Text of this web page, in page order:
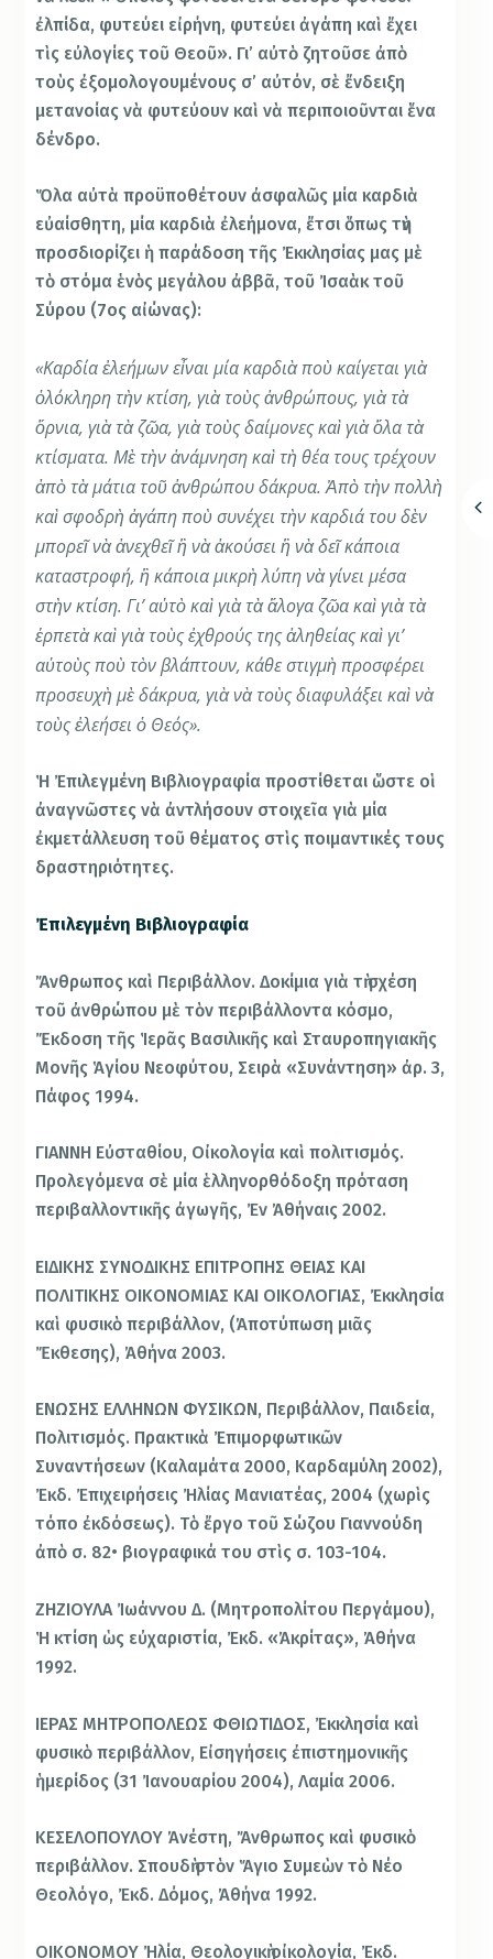
ἐλπίδα, φυτεύει εἰρήνη, φυτεύει ἀγάπη καὶ ἔχει
τὶς εὐλογίες τοῦ Θεοῦ». Γι’ αὐτὸ ζητοῦσε ἀπὸ
τοὺς ἐξομολογουμένους σ’ αὐτόν, σὲ ἔνδειξη
μετανοίας νὰ φυτεύουν καὶ νὰ περιποιοῦνται ἕνα
δένδρο.
Ὅλα αὐτὰ προϋποθέτουν ἀσφαλῶς μία καρδιὰ
εὐαίσθητη, μία καρδιὰ ἐλεήμονα, ἔτσι ὅπως τὴν
προσδιορίζει ἡ παράδοση τῆς Ἐκκλησίας μας μὲ
τὸ στόμα ἑνὸς μεγάλου ἀββᾶ, τοῦ Ἰσαὰκ τοῦ
Σύρου (7ος αἰώνας):
«Καρδία ἐλεήμων εἶναι μία καρδιὰ ποὺ καίγεται γιὰ
ὁλόκληρη τὴν κτίση, γιὰ τοὺς ἀνθρώπους, γιὰ τὰ
ὄρνια, γιὰ τὰ ζῶα, γιὰ τοὺς δαίμονες καὶ γιὰ ὅλα τὰ
κτίσματα. Μὲ τὴν ἀνάμνηση καὶ τὴ θέα τους τρέχουν
ἀπὸ τὰ μάτια τοῦ ἀνθρώπου δάκρυα. Ἀπὸ τὴν πολλὴ
καὶ σφοδρὴ ἀγάπη ποὺ συνέχει τὴν καρδιά του δὲν
μπορεῖ νὰ ἀνεχθεῖ ἢ νὰ ἀκούσει ἢ νὰ δεῖ κάποια
καταστροφή, ἢ κάποια μικρὴ λύπη νὰ γίνει μέσα
στὴν κτίση. Γι’ αὐτὸ καὶ γιὰ τὰ ἄλογα ζῶα καὶ γιὰ τὰ
ἑρπετὰ καὶ γιὰ τοὺς ἐχθρούς της ἀληθείας καὶ γι’
αὐτοὺς ποὺ τὸν βλάπτουν, κάθε στιγμὴ προσφέρει
προσευχὴ μὲ δάκρυα, γιὰ νὰ τοὺς διαφυλάξει καὶ νὰ
τοὺς ἐλεήσει ὁ Θεός».
Ἡ Ἐπιλεγμένη Βιβλιογραφία προστίθεται ὥστε οἱ
ἀναγνῶστες νὰ ἀντλήσουν στοιχεῖα γιὰ μία
ἐκμετάλλευση τοῦ θέματος στὶς ποιμαντικές τους
δραστηριότητες.
Ἐπιλεγμένη Βιβλιογραφία
Ἄνθρωπος καὶ Περιβάλλον. Δοκίμια γιὰ τὴ σχέση
τοῦ ἀνθρώπου μὲ τὸν περιβάλλοντα κόσμο,
Ἔκδοση τῆς Ἱερᾶς Βασιλικῆς καὶ Σταυροπηγιακῆς
Μονῆς Ἁγίου Νεοφύτου, Σειρὰ «Συνάντηση» ἀρ. 3,
Πάφος 1994.
ΓΙΑΝΝΗ Εὐσταθίου, Οἰκολογία καὶ πολιτισμός.
Προλεγόμενα σὲ μία ἑλληνορθόδοξη πρόταση
περιβαλλοντικῆς ἀγωγῆς, Ἐν Ἀθήναις 2002.
ΕΙΔΙΚΗΣ ΣΥΝΟΔΙΚΗΣ ΕΠΙΤΡΟΠΗΣ ΘΕΙΑΣ ΚΑΙ
ΠΟΛΙΤΙΚΗΣ ΟΙΚΟΝΟΜΙΑΣ ΚΑΙ ΟΙΚΟΛΟΓΙΑΣ, Ἐκκλησία
καὶ φυσικὸ περιβάλλον, (Ἀποτύπωση μιᾶς
Ἔκθεσης), Ἀθήνα 2003.
ΕΝΩΣΗΣ ΕΛΛΗΝΩΝ ΦΥΣΙΚΩΝ, Περιβάλλον, Παιδεία,
Πολιτισμός. Πρακτικὰ Ἐπιμορφωτικῶν
Συναντήσεων (Καλαμάτα 2000, Καρδαμύλη 2002),
Ἐκδ. Ἐπιχειρήσεις Ἠλίας Μανιατέας, 2004 (χωρὶς
τόπο ἐκδόσεως). Τὸ ἔργο τοῦ Σώζου Γιαννούδη
ἀπὸ σ. 82• βιογραφικά του στὶς σ. 103-104.
ΖΗΖΙΟΥΛΑ Ἰωάννου Δ. (Μητροπολίτου Περγάμου),
Ἡ κτίση ὡς εὐχαριστία, Ἐκδ. «Ἀκρίτας», Ἀθήνα
1992.
ΙΕΡΑΣ ΜΗΤΡΟΠΟΛΕΩΣ ΦΘΙΩΤΙΔΟΣ, Ἐκκλησία καὶ
φυσικὸ περιβάλλον, Εἰσηγήσεις ἐπιστημονικῆς
ἡμερίδος (31 Ἰανουαρίου 2004), Λαμία 2006.
ΚΕΣΕΛΟΠΟΥΛΟΥ Ἀνέστη, Ἄνθρωπος καὶ φυσικὸ
περιβάλλον. Σπουδὴ στὸν Ἅγιο Συμεὼν τὸ Νέο
Θεολόγο, Ἐκδ. Δόμος, Ἀθήνα 1992.
ΟΙΚΟΝΟΜΟΥ Ἠλία, Θεολογικὴ οἰκολογία, Ἐκδ.